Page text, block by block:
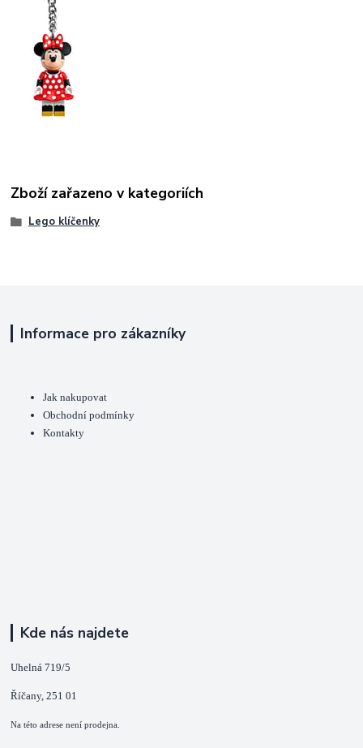
Zboží zařazeno v kategoriích
Lego klíčenky
Informace pro zákazníky
Jak nakupovat
Obchodní podmínky
Kontakty
Kde nás najdete
Uhelná 719/5
Říčany, 251 01
Na této adrese není prodejna.